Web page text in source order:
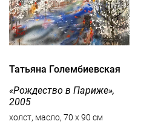
Татьяна Голембиевская
«Рождество в Париже»,
2005
холст, масло, 70 x 90 см